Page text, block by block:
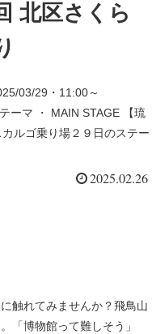
北区さくら
03/29・11:00～
ーマ ・ MAIN STAGE 【琉
ルゴ乗り場２９日のステー
2025.02.26
触れてみませんか？飛鳥山
「博物館って難しそう」